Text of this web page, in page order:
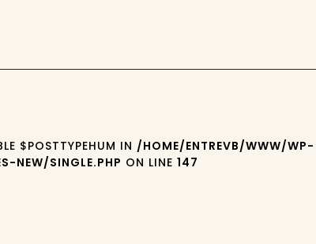
$POSTTYPEHUM IN /HOME/ENTREVB/WWW/WP-
NEW/SINGLE.PHP ON LINE147